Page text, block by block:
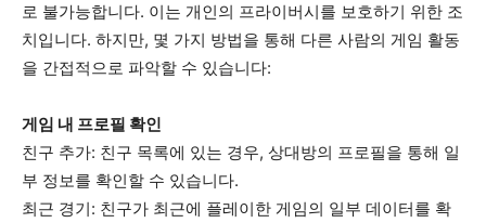
로 불가능합니다. 이는 개인의 프라이버시를 보호하기 위한 조
치입니다. 하지만, 몇 가지 방법을 통해 다른 사람의 게임 활동
을 간접적으로 파악할 수 있습니다:
게임 내 프로필 확인
친구 추가: 친구 목록에 있는 경우, 상대방의 프로필을 통해 일
부 정보를 확인할 수 있습니다.
최근 경기: 친구가 최근에 플레이한 게임의 일부 데이터를 확